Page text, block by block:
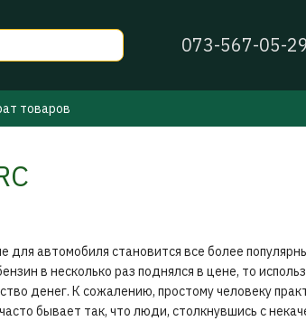
073-567-05-29
товаров
для автомобиля становится все более
в несколько раз поднялся в цене, то
денег. К сожалению, простому человеку
бывает так, что люди, столкнувшись с